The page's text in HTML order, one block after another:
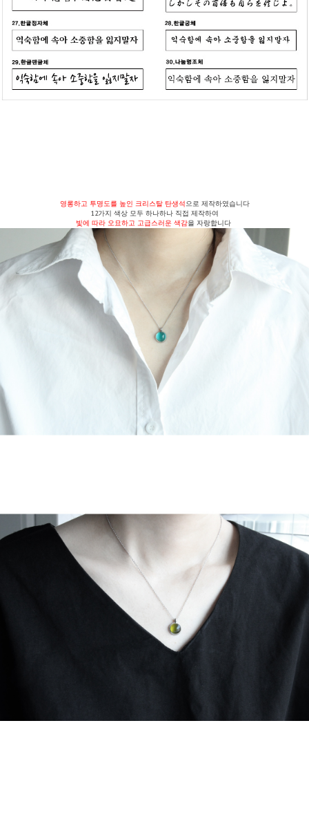
영롱하고 투명도를 높인 크리스탈 탄생석으로 제작하였습니다
12가지 색상 모두 하나하나 직접 제작하여
빛에 따라 오묘하고 고급스러운 색감을 자랑합니다